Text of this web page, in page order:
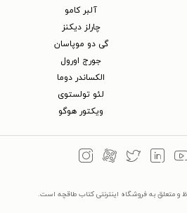
آلبر کامو
چارلز دیکنز
گی دو موپاسان
جورج اورول
الکساندر دوما
لئو تولستوی
ویکتور هوگو
متعلق به فروشگاه اینترنتی کتاب طاقچه است.